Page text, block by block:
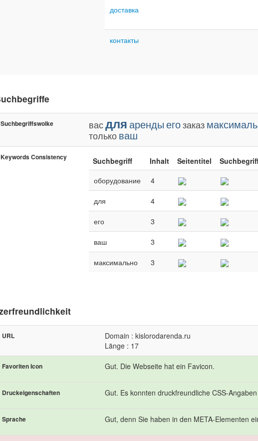
доставка
контакты
Suchbegriffswolke васдляарендыегозаказ
тольковаш
Keywords Consistency Suchbegriff Inhalt Seitentitel
оборудование
4
для 4
его 3
ваш 3
максимально 3
URL
Domain : kislorodarenda.ru
Länge : 17
Favoriten Icon Gut. Die Webseite hat ein Favicon.
Druckeigenschaften Gut. Es konnten druckfreundliche CSS-
Sprache Gut, denn Sie haben in den META-Elementen